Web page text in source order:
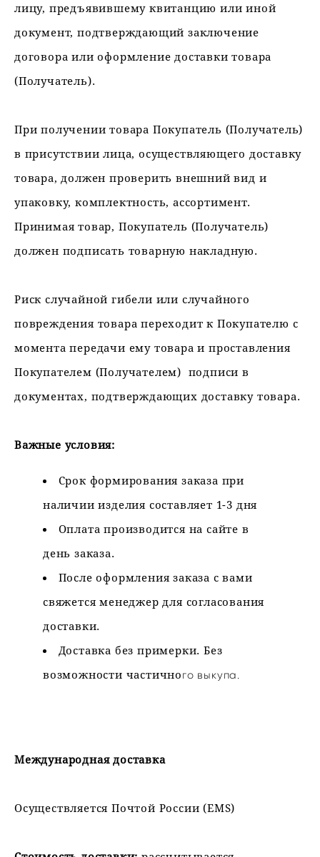
лицу, предъявившему квитанцию или иной
документ, подтверждающий заключение
договора или оформление доставки товара
(Получатель).
При получении товара Покупатель (Получатель)
в присутствии лица, осуществляющего доставку
товара, должен проверить внешний вид и
упаковку, комплектность, ассортимент.
Принимая товар, Покупатель (Получатель)
должен подписать товарную накладную.
Риск случайной гибели или случайного
повреждения товара переходит к Покупателю с
момента передачи ему товара и проставления
Покупателем (Получателем) подписи в
документах, подтверждающих доставку товара.
Важные условия:
Срок формирования заказа при
наличии изделия составляет 1-3 дня
Оплата производится на сайте в
день заказа.
После оформления заказа с вами
свяжется менеджер для согласования
доставки.
Доставка без примерки. Без
возможности частичного выкупа.
Международная доставка
Осуществляется Почтой России (EMS)